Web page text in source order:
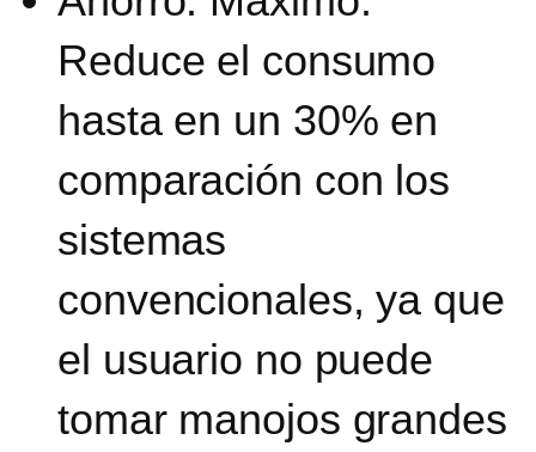
Reduce el consumo
hasta en un 30% en
comparación con los
sistemas
convencionales, ya que
el usuario no puede
tomar manojos grandes